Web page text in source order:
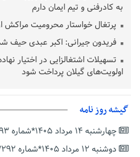
به کادرفنی و تیم ایمان دارم
پرتغال خواستار محرومیت مراکش از
فریدون جیرانی: اکبر عبدی حیف
تسهیلات اشتغالزایی در اختیار
اولویت‌های گیلان پرداخت شود
دفتر رهبر انقلاب: مطالب خارج
بقائی: فضای مذاکرات فنی و سیاسی
مثبت است
گیشه روز نامه
چهارشنبه ۱۴ مرداد ۱۴۰۵*شماره ۷۲۹۳
دوشنبه ۱۲ مرداد ۱۴۰۵*شماره ۷۲۹۲